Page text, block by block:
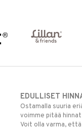
EDULLISET
Ostamalla suuria
voimme pitää
Voit olla varma,